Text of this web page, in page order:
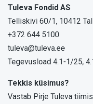
Tuleva Fondid AS
Telliskivi 60/1, 10412
+372 644 5100
tuleva@tuleva.ee
Tegevusload 4.1-1/25,
Tekkis küsimus?
Vastab Pirje Tuleva